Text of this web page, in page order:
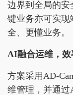
边界到全局的安
键业务亦可实现
全、更懂业务。
AI融合运维，
方案采用AD-
维管理，并通